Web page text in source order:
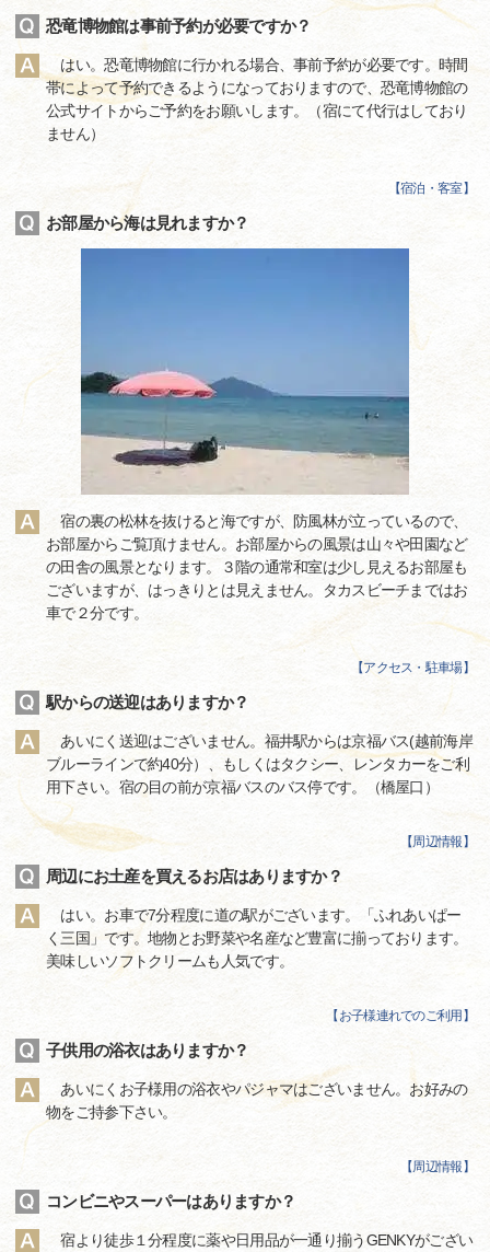
恐竜博物館は事前予約が必要ですか？
はい。恐竜博物館に行かれる場合、事前予約が必要です。時間
帯によって予約できるようになっておりますので、恐竜博物館の
公式サイトからご予約をお願いします。（宿にて代行はしており
ません）
【宿泊・客室】
お部屋から海は見れますか？
宿の裏の松林を抜けると海ですが、防風林が立っているので、
お部屋からご覧頂けません。お部屋からの風景は山々や田園など
の田舎の風景となります。３階の通常和室は少し見えるお部屋も
ございますが、はっきりとは見えません。タカスビーチまではお
車で２分です。
【アクセス・駐車場】
駅からの送迎はありますか？
あいにく送迎はございません。福井駅からは京福バス(越前海岸
ブルーラインで約40分）、もしくはタクシー、レンタカーをご利
用下さい。宿の目の前が京福バスのバス停です。（橋屋口）
【周辺情報】
周辺にお土産を買えるお店はありますか？
はい。お車で7分程度に道の駅がございます。「ふれあいぱー
く三国」です。地物とお野菜や名産など豊富に揃っております。
美味しいソフトクリームも人気です。
【お子様連れでのご利用】
子供用の浴衣はありますか？
あいにくお子様用の浴衣やパジャマはございません。お好みの
物をご持参下さい。
【周辺情報】
コンビニやスーパーはありますか？
宿より徒歩１分程度に薬や日用品が一通り揃うGENKYがござい